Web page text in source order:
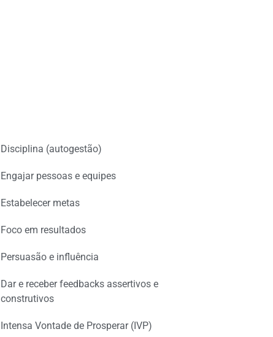
Disciplina (autogestão)
Engajar pessoas e equipes
Estabelecer metas
Foco em resultados
Persuasão e influência
Dar e receber feedbacks assertivos e
construtivos
Intensa Vontade de Prosperar (IVP)